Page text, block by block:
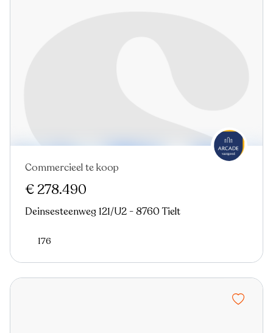
Commercieel te koop
€ 278.490
Deinsesteenweg 121/U2 - 8760 Tielt
176